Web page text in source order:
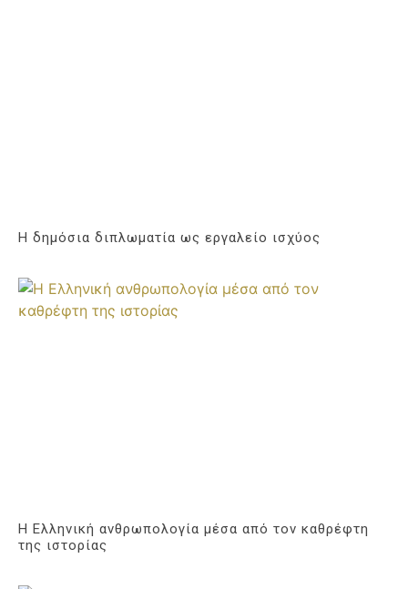
Η δημόσια διπλωματία ως εργαλείο ισχύος
Η Ελληνική ανθρωπολογία μέσα από τον καθρέφτη
της ιστορίας